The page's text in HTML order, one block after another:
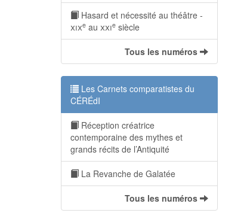
Hasard et nécessité au théâtre -
xixe au xxie siècle
Tous les numéros
Les Carnets comparatistes du
CÉRÉdI
Réception créatrice
contemporaine des mythes et
grands récits de l’Antiquité
La Revanche de Galatée
Tous les numéros